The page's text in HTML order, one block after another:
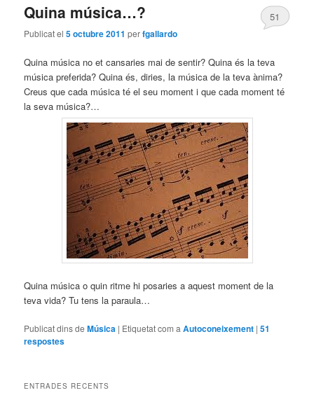
Quina música…?
Publicat el5 octubre 2011 perfgallardo
51
Quina música no et cansaries mai de sentir? Quina és la teva
música preferida? Quina és, diries, la música de la teva ànima?
Creus que cada música té el seu moment i que cada moment té
la seva música?…
Quina música o quin ritme hi posaries a aquest moment de la
teva vida? Tu tens la paraula…
Publicat dins de Música | Etiquetat com a Autoconeixement |51
respostes
ENTRADES RECENTS